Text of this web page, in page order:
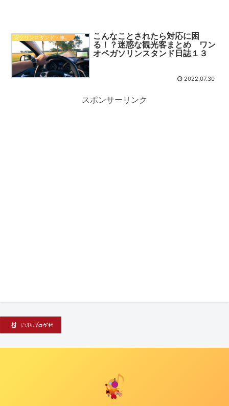
こんなことされたら対応に困
る！？迷惑な観光客まとめ ワン
オペガソリンスタンド日誌１３
2022.07.30
スポンサーリンク